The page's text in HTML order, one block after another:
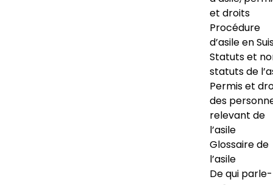
et droits
Procédure
d’asile en
Statuts et
statuts de
Permis et
des
relevant de
l’asile
Glossaire de
l’asile
De qui